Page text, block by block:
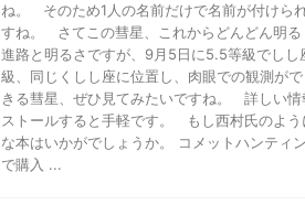
ね。 そのため1人の名前だけで名前が付けら
すね。 さてこの彗星、これからどんどん明
進路と明るさですが、9月5日に5.5等級でし
級、同じくしし座に位置し、肉眼での観測が
きる彗星、ぜひ見てみたいですね。 詳しい
ストールすると手軽です。 もし西村氏のよ
な本はいかがでしょうか。 コメットハンティ
で購入 ...